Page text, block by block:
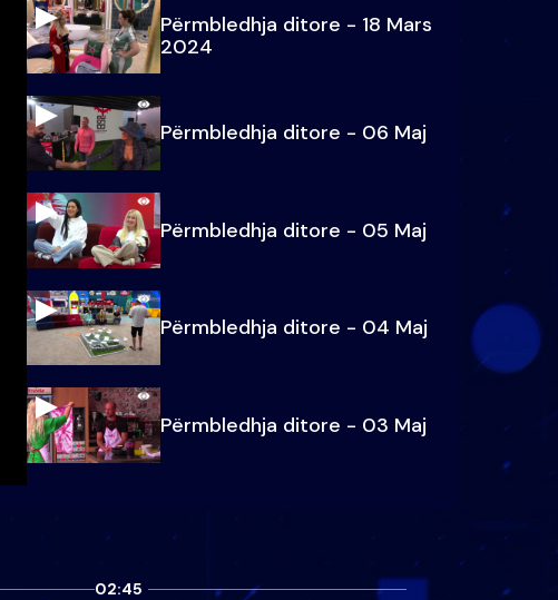
Përmbledhja ditore - 18 Mars
2024
Përmbledhja ditore - 06 Maj
Përmbledhja ditore - 05 Maj
Përmbledhja ditore - 04 Maj
Përmbledhja ditore - 03 Maj
02:45